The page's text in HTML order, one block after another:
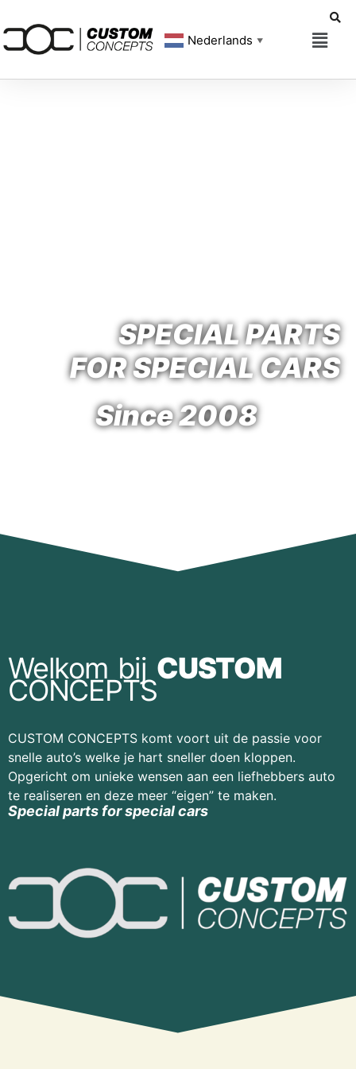
Nederlands ▼
SPECIAL PARTS
FOR SPECIAL CARS
Since 2008
Welkom bij CUSTOM
CONCEPTS
CUSTOM CONCEPTS komt voort uit de passie voor
snelle auto’s welke je hart sneller doen kloppen.
Opgericht om unieke wensen aan een liefhebbers auto
te realiseren en deze meer “eigen” te maken.
Special parts for special cars